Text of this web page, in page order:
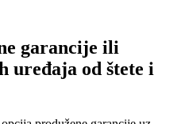
garancije ili
uređaja od štete i